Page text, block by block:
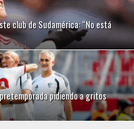
club de Sudamérica: “No está
pidiendo a gritos